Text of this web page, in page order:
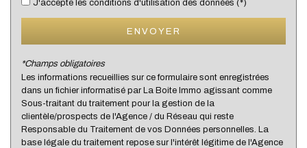
statistiques
Nombre d'habitants
21 707
Propriétaires (vs. locataires)
Taxe habitation
19,92 %
J'accepte les conditions d'utilisation des données (*)
ENVOYER
*Champs obligatoires
Les informations recueillies sur ce formulaire sont enregistrées
dans un fichier informatisé par La Boite Immo agissant comme
Sous-traitant du traitement pour la gestion de la
clientèle/prospects de l'Agence / du Réseau qui reste
Responsable du Traitement de vos Données personnelles. La
base légale du traitement repose sur l'intérêt légitime de l'Agence